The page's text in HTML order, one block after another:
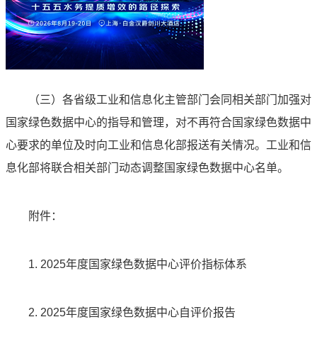
（三）各省级工业和信息化主管部门会同相关部门加强对
国家绿色数据中心的指导和管理，对不再符合国家绿色数据中
心要求的单位及时向工业和信息化部报送有关情况。工业和信
息化部将联合相关部门动态调整国家绿色数据中心名单。
附件：
1. 2025年度国家绿色数据中心评价指标体系
2. 2025年度国家绿色数据中心自评价报告